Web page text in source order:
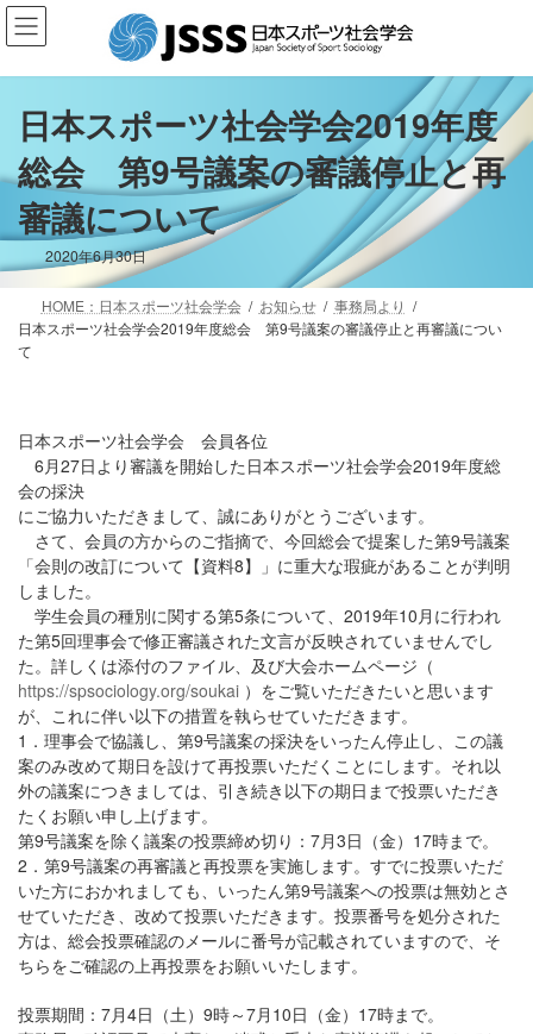
コ
ン
キ
プ
ナ
ビ
に
動
日本スポーツ社会学会2019年度
総会 第9号議案の審議停止と再
審議について
2020年6月30日
HOME：日本スポーツ社会学会 お知らせ
事務局より
日本スポーツ社会学会2019年度総会 第9号議案の審議停止と再審議につい
て
日本スポーツ社会学会 会員各位
6 月27日より審議を開始した日本スポーツ社会学会2019年度総
会の採決
にご協力いただきまして、誠にありがとうございます。
さて、会員の方からのご指摘で、今回総会で提案した第9号議案
「会則の改訂について【資料8】」に重大な瑕疵があることが判明
しました。
学生会員の種別に関する第5条について、 2019年10 月に行われ
た第5回理事会で修正審議された文言が反映されていませんでし
た。詳しくは添付のファイル、及び大会ホームページ（
https://spsociology.org/soukai ）をご覧いただきたいと思います
が、これに伴い以下の措置を執らせていただきます。
1 ．理事会で協議し、第9号議案の採決をいったん停止し、この議
案のみ改めて期日を設けて再投票いただくことにします。それ以
外の議案につきましては、引き続き以下の期日まで投票いただき
たくお願い申し上げます。
第9号議案を除く議案の投票締め切り： 7月3日（金） 17時まで。
2 ．第9号議案の再審議と再投票を実施します。すでに投票いただ
いた方におかれましても、いったん第9号議案への投票は無効とさ
せていただき、改めて投票いただきます。投票番号を処分された
方は、総会投票確認のメールに番号が記載されていますので、そ
ちらをご確認の上再投票をお願いいたします。
投票期間： 7月4日（土） 9時～7月 10日（金） 17時まで。